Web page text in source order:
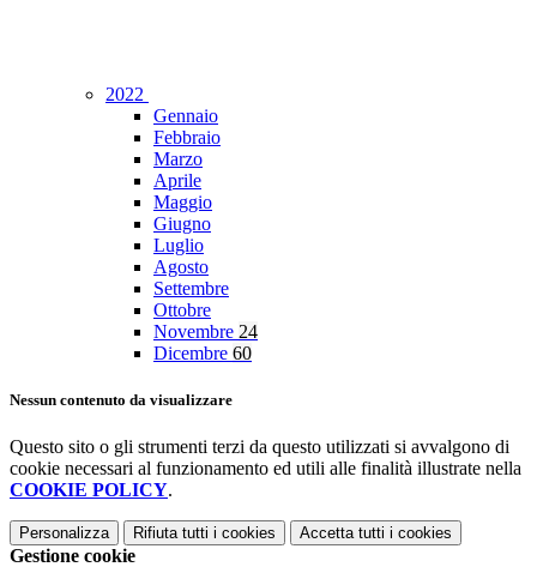
2022
Gennaio
Febbraio
Marzo
Aprile
Maggio
Giugno
Luglio
Agosto
Settembre
Ottobre
Novembre 24
Dicembre 60
Nessun contenuto da visualizzare
Questo sito o gli strumenti terzi da questo utilizzati si avvalgono di
cookie necessari al funzionamento ed utili alle finalità illustrate nella
COOKIE POLICY.
Personalizza Rifiuta tutti i cookies Accetta tutti i cookies
Gestione cookie